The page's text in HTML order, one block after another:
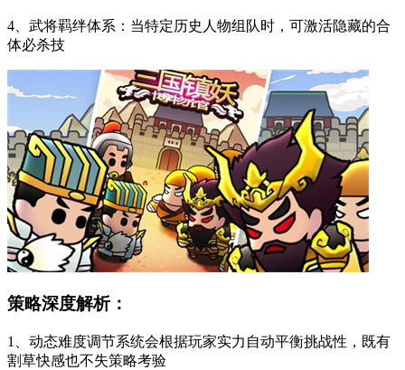
4、武将羁绊体系：当特定历史人物组队时，可激活隐藏的合
体必杀技
策略深度解析：
1、动态难度调节系统会根据玩家实力自动平衡挑战性，既有
割草快感也不失策略考验